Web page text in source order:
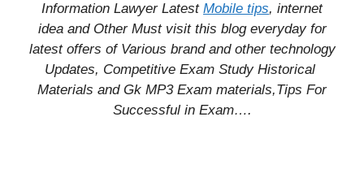
Information Lawyer Latest Mobile tips, internet
ideaand Other Must visit this blog everyday for
latest offers of Various brand and other technology
Updates, Competitive Exam Study Historical
Materials and Gk MP3 Exam materials,Tips For
Successfulin Exam….